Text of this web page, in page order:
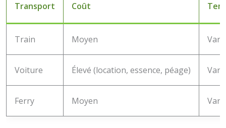
Transport Coût
Train Moyen
Voiture Élevé (location, essence, péage)
Ferry Moyen